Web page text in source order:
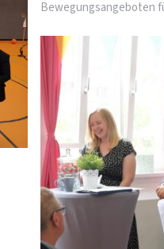
Bewegungsangeboten